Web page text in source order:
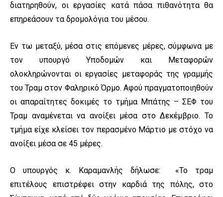
διατηρηθούν, οι εργασίες κατά πάσα πιθανότητα θα
επηρεάσουν τα δρομολόγια του μέσου.
Εν τω μεταξύ, μέσα στις επόμενες μέρες, σύμφωνα με
τον υπουργό Υποδομών και Μεταφορών
ολοκληρώνονται οι εργασίες μεταφοράς της γραμμής
του Τραμ στον Φαληρικό Όρμο. Αφού πραγματοποιηθούν
οι απαραίτητες δοκιμές το τμήμα Μπάτης – ΣΕΦ του
Τραμ αναμένεται να ανοίξει μέσα στο Δεκέμβριο. Το
τμήμα είχε κλείσει τον περασμένο Μάρτιο με στόχο να
ανοίξει μέσα σε 45 μέρες.
Ο υπουργός κ. Καραμανλής δήλωσε: «Το τραμ
επιτέλους επιστρέφει στην καρδιά της πόλης, στο